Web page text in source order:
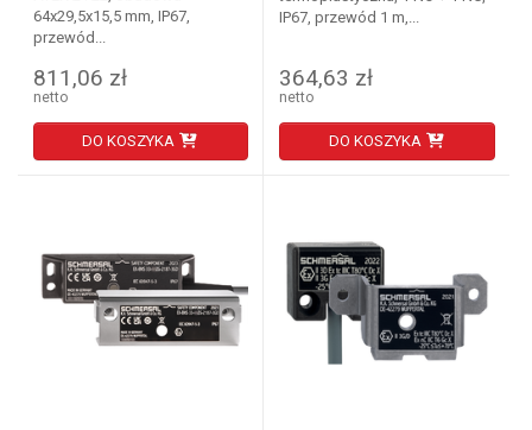
64x29,5x15,5 mm, IP67,
przewód...
811,06 zł
netto
DO KOSZYKA
IP67, przewód 1 m,...
364,63 zł
netto
DO KOSZYKA